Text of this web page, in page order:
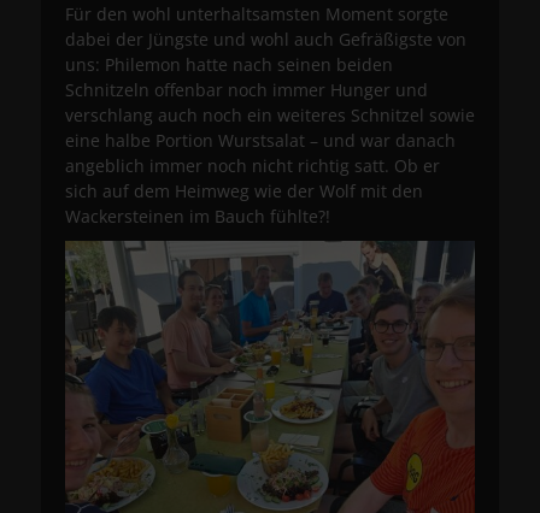
Für den wohl unterhaltsamsten Moment sorgte
dabei der Jüngste und wohl auch Gefräßigste von
uns: Philemon hatte nach seinen beiden
Schnitzeln offenbar noch immer Hunger und
verschlang auch noch ein weiteres Schnitzel sowie
eine halbe Portion Wurstsalat – und war danach
angeblich immer noch nicht richtig satt. Ob er
sich auf dem Heimweg wie der Wolf mit den
Wackersteinen im Bauch fühlte?!